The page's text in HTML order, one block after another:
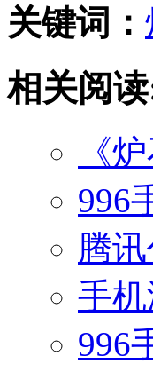
关键词：
相关阅
《
996
腾
手
996